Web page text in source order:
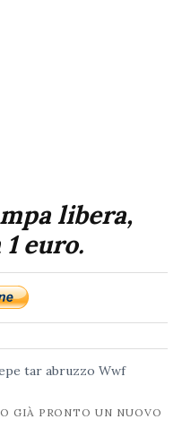
libera,
euro.
tar abruzzo Wwf
GIÀ PRONTO UN NUOVO